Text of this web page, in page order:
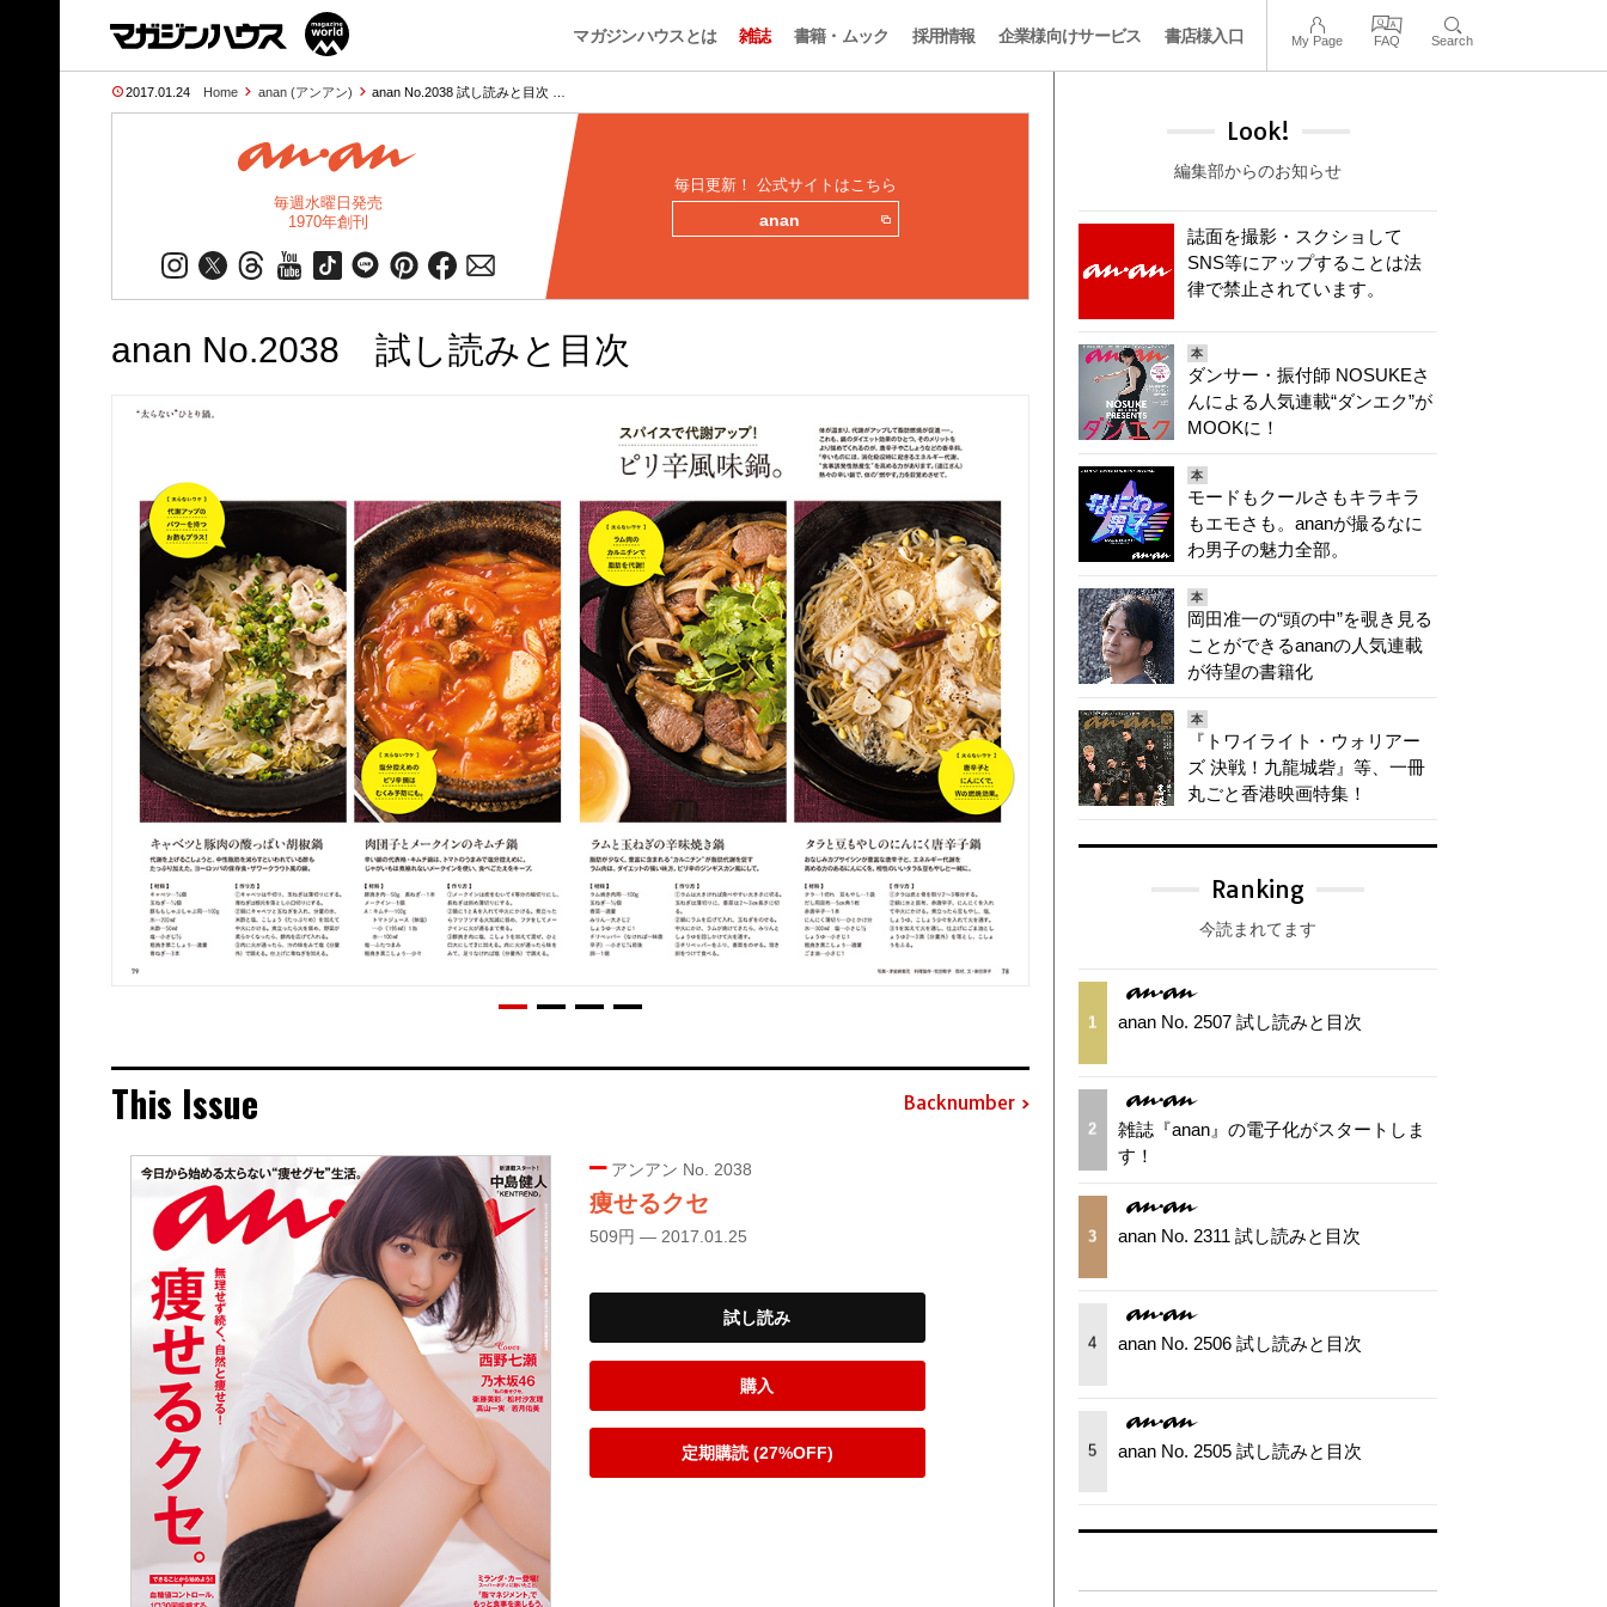
マガジンハウスとは 雑誌 書籍・ムック 採用情報 企業様向けサービス 書店様入口 My Page FAQ Search
2017.01.24 Home anan (アンアン) anan No.2038 試し読みと目次 …
毎週水曜日発売
1970年創刊
毎日更新！ 公式サイトはこちら
anan
anan No.2038 試し読みと目次
This Issue Backnumber
アンアン No. 2038
痩せるクセ
509円 — 2017.01.25
試し読み
購入
定期購読 (27%OFF)
Look!
編集部からのお知らせ
誌面を撮影・スクショして
SNS等にアップすることは法
律で禁止されています。
本
ダンサー・振付師 NOSUKEさ
んによる人気連載“ダンエク”が
MOOKに！
本
モードもクールさもキラキラ
もエモさも。ananが撮るなに
わ男子の魅力全部。
本
岡田准一の“頭の中”を覗き見る
ことができるananの人気連載
が待望の書籍化
本
『トワイライト・ウォリアー
ズ 決戦！九龍城砦』等、一冊
丸ごと香港映画特集！
Ranking
今読まれてます
1 anan No. 2507 試し読みと目次
2
雑誌『anan』の電子化がスタートしま
す！
3 anan No. 2311 試し読みと目次
4 anan No. 2506 試し読みと目次
5 anan No. 2505 試し読みと目次